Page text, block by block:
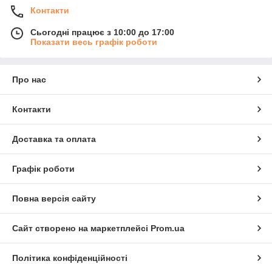
Контакти
Сьогодні працює з 10:00 до 17:00
Показати весь графік роботи
Про нас
Контакти
Доставка та оплата
Графік роботи
Повна версія сайту
Сайт створено на маркетплейсі Prom.ua
Політика конфіденційності